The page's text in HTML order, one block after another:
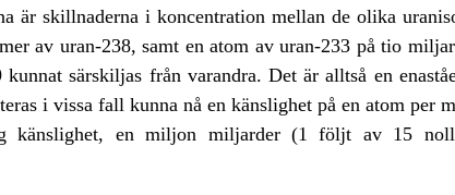
är skillnaderna i koncentration mellan de olika
av uran-238, samt en atom av uran-233 på tio
särskiljas från varandra. Det är alltså en
i vissa fall kunna nå en känslighet på en atom per
känslighet, en miljon miljarder (1 följt av 15